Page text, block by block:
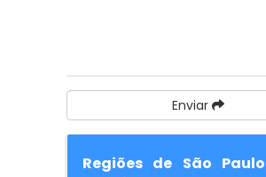
Enviar
Regiões de São